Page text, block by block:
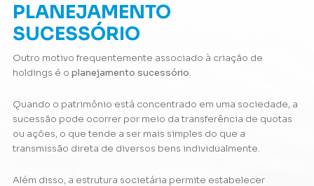
PLANEJAMENTO
SUCESSÓRIO
Outro motivo frequentemente associado à criação de
holdings é o planejamento sucessório.
Quando o patrimônio está concentrado em uma sociedade, a
sucessão pode ocorrer por meio da transferência de quotas
ou ações, o que tende a ser mais simples do que a
transmissão direta de diversos bens individualmente.
Além disso, a estrutura societária permite estabelecer